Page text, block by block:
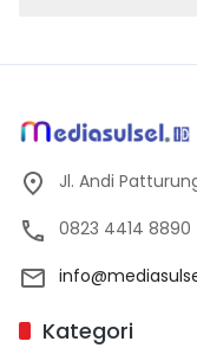
Jl. Andi
0823 4414 8890
Kategori